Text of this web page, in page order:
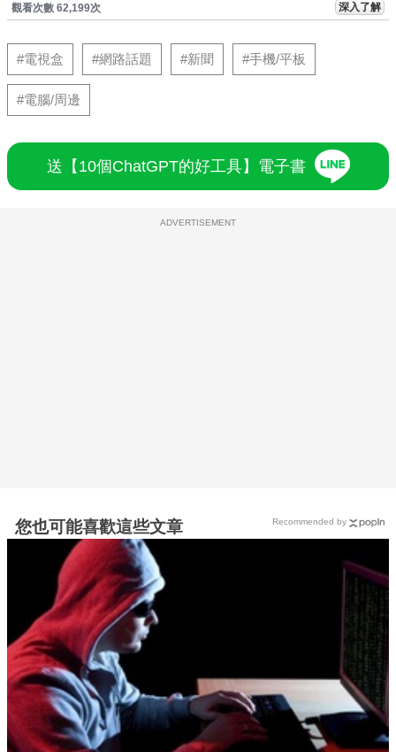
觀看次數 62,199次 深入了解
#電視盒 #網路話題 #新聞 #手機/平板
#電腦/周邊
送【10個ChatGPT的好工具】電子書
ADVERTISEMENT
您也可能喜歡這些文章 Recommended by